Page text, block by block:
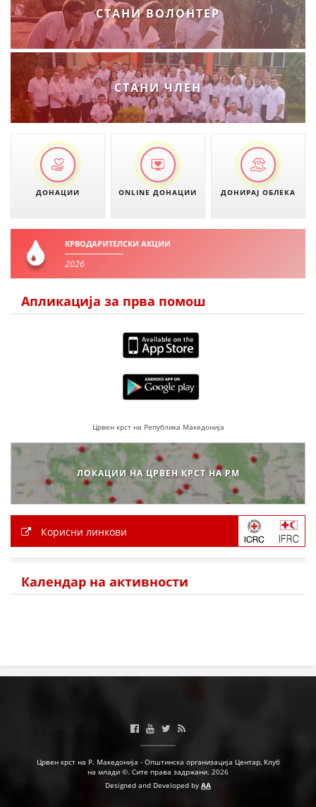
ПРЕЗЕНТАЦИИ
СТАНИ ВОЛОНТЕР
СТАНИ ЧЛЕН
ДОНАЦИИ ONLINE ДОНАЦИИ ДОНИРАЈ ОБЛЕКА
КРВОДАРИТЕЛСКИ АКЦИИ
2026
Апликација за прва помош
Црвен крст на Република Македонија
ЛОКАЦИИ НА ЦРВЕН КРСТ НА РМ
Корисни линкови
Календар на активности
Црвен крст на Р. Македонија - Општинска организација Центар, Клуб
на млади ©. Сите права задржани. 2026
Designed and Developed by AA